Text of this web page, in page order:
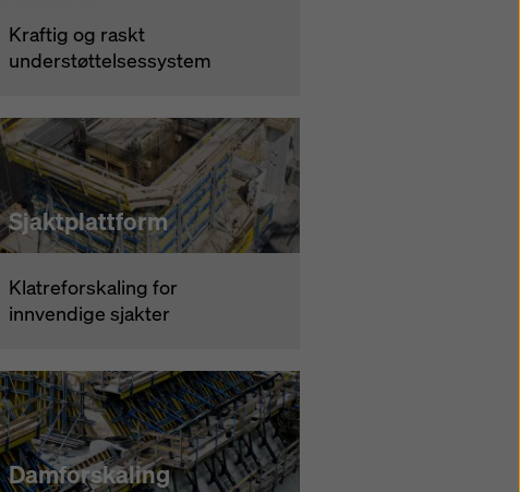
Kraftig og raskt
understøttelsessystem
Sjaktplattform
Klatreforskaling for
innvendige sjakter
Damforskaling